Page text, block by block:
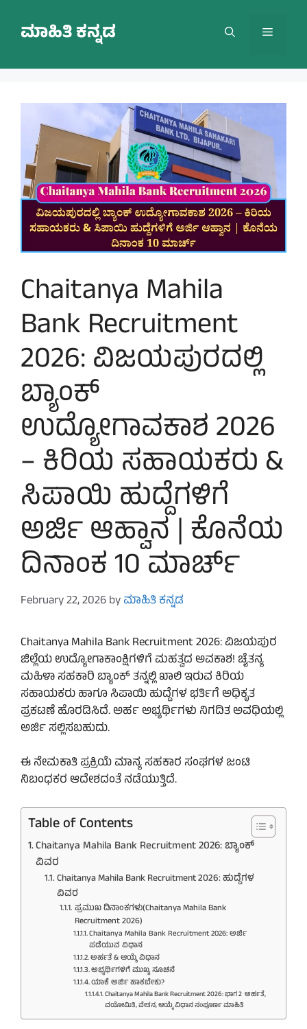
contentಮಾಹಿತಿ ಕನ್ನಡ Menu
Chaitanya Mahila
Bank Recruitment
2026: ವಿಜಯಪುರದಲ್ಲಿ
ಬ್ಯಾಂಕ್
ಉದ್ಯೋಗಾವಕಾಶ 2026
– ಕಿರಿಯ ಸಹಾಯಕರು &
ಸಿಪಾಯಿ ಹುದ್ದೆಗಳಿಗೆ
ಅರ್ಜಿ ಆಹ್ವಾನ | ಕೊನೆಯ
ದಿನಾಂಕ 10 ಮಾರ್ಚ್
February 22, 2026byಮಾಹಿತಿ ಕನ್ನಡ
Chaitanya Mahila Bank Recruitment 2026: ವಿಜಯಪುರ
ಜಿಲ್ಲೆಯ ಉದ್ಯೋಗಾಕಾಂಕ್ಷಿಗಳಿಗೆ ಮಹತ್ವದ ಅವಕಾಶ! ಚೈತನ್ಯ
ಮಹಿಳಾ ಸಹಕಾರಿ ಬ್ಯಾಂಕ್ ತನ್ನಲ್ಲಿ ಖಾಲಿ ಇರುವ ಕಿರಿಯ
ಸಹಾಯಕರು ಹಾಗೂ ಸಿಪಾಯಿ ಹುದ್ದೆಗಳ ಭರ್ತಿಗೆ ಅಧಿಕೃತ
ಪ್ರಕಟಣೆ ಹೊರಡಿಸಿದೆ. ಅರ್ಹ ಅಭ್ಯರ್ಥಿಗಳು ನಿಗದಿತ ಅವಧಿಯಲ್ಲಿ
ಅರ್ಜಿ ಸಲ್ಲಿಸಬಹುದು.
ಈ ನೇಮಕಾತಿ ಪ್ರಕ್ರಿಯೆ ಮಾನ್ಯ ಸಹಕಾರ ಸಂಘಗಳ ಜಂಟಿ
ನಿಬಂಧಕರ ಆದೇಶದಂತೆ ನಡೆಯುತ್ತಿದೆ.
Table of Contents
Chaitanya Mahila Bank Recruitment 2026: ಬ್ಯಾಂಕ್
ವಿವರ
Chaitanya Mahila Bank Recruitment 2026: ಹುದ್ದೆಗಳ
ವಿವರ
ಪ್ರಮುಖ ದಿನಾಂಕಗಳು(Chaitanya Mahila Bank
Recruitment 2026)
Chaitanya Mahila Bank Recruitment 2026: ಅರ್ಜಿ
ಪಡೆಯುವ ವಿಧಾನ
ಅರ್ಹತೆ & ಆಯ್ಕೆ ವಿಧಾನ
ಅಭ್ಯರ್ಥಿಗಳಿಗೆ ಮುಖ್ಯ ಸೂಚನೆ
ಯಾಕೆ ಅರ್ಜಿ ಹಾಕಬೇಕು?
Chaitanya Mahila Bank Recruitment 2026: ಭಾಗ 2 ಅರ್ಹತೆ,
ವಯೋಮಿತಿ, ವೇತನ, ಆಯ್ಕೆ ವಿಧಾನ ಸಂಪೂರ್ಣ ಮಾಹಿತಿ